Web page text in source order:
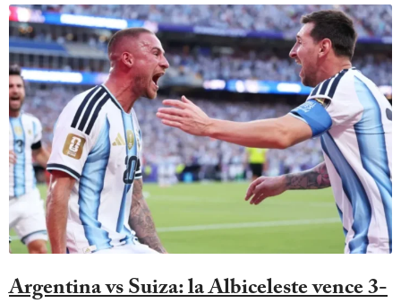
Argentina vs Suiza: la Albiceleste vence 3-